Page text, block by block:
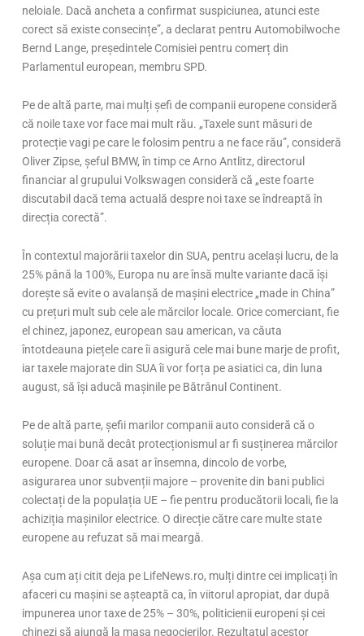
neloiale. Dacă ancheta a confirmat suspiciunea, atunci este
corect să existe consecințe”, a declarat pentru Automobilwoche
Bernd Lange, președintele Comisiei pentru comerț din
Parlamentul european, membru SPD.
Pe de altă parte, mai mulți șefi de companii europene consideră
că noile taxe vor face mai mult rău. „Taxele sunt măsuri de
protecție vagi pe care le folosim pentru a ne face rău”, consideră
Oliver Zipse, șeful BMW, în timp ce Arno Antlitz, directorul
financiar al grupului Volkswagen consideră că „este foarte
discutabil dacă tema actuală despre noi taxe se îndreaptă în
direcția corectă”.
În contextul majorării taxelor din SUA, pentru același lucru, de la
25% până la 100%, Europa nu are însă multe variante dacă își
dorește să evite o avalanșă de mașini electrice „made in China”
cu prețuri mult sub cele ale mărcilor locale. Orice comerciant, fie
el chinez, japonez, european sau american, va căuta
întotdeauna piețele care îi asigură cele mai bune marje de profit,
iar taxele majorate din SUA îi vor forța pe asiatici ca, din luna
august, să își aducă mașinile pe Bătrânul Continent.
Pe de altă parte, șefii marilor companii auto consideră că o
soluție mai bună decât protecționismul ar fi susținerea mărcilor
europene. Doar că asat ar însemna, dincolo de vorbe,
asigurarea unor subvenții majore – provenite din bani publici
colectați de la populația UE – fie pentru producătorii locali, fie la
achiziția mașinilor electrice. O direcție către care multe state
europene au refuzat să mai meargă.
Așa cum ați citit deja pe LifeNews.ro, mulți dintre cei implicați în
afaceri cu mașini se așteaptă ca, în viitorul apropiat, dar după
impunerea unor taxe de 25% – 30%, politicienii europeni și cei
chinezi să ajungă la masa negocierilor. Rezultatul acestor